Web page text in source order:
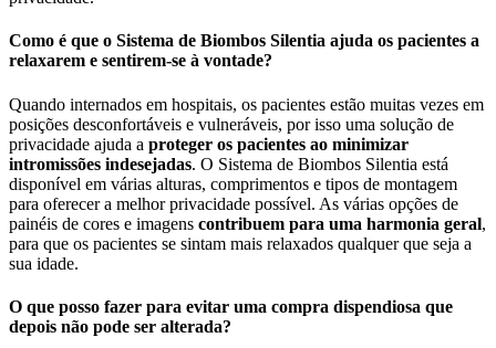
Como é que o Sistema de Biombos Silentia ajuda os pacientes a
relaxarem e sentirem-se à vontade?
Quando internados em hospitais, os pacientes estão muitas vezes em
posições desconfortáveis e vulneráveis, por isso uma solução de
privacidade ajuda a proteger os pacientes ao minimizar
intromissões indesejadas. O Sistema de Biombos Silentia está
disponível em várias alturas, comprimentos e tipos de montagem
para oferecer a melhor privacidade possível. As várias opções de
painéis de cores e imagens contribuem para uma harmonia geral,
para que os pacientes se sintam mais relaxados qualquer que seja a
sua idade.
O que posso fazer para evitar uma compra dispendiosa que
depois não pode ser alterada?